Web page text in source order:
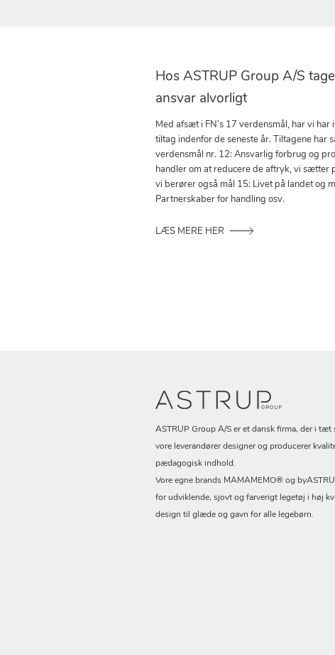
Hos ASTRUP Group A/S
ansvar alvorligt
Med afsæt i FN’s 17 verdensmål, har vi
tiltag indenfor de seneste år. Tiltagene har
verdensmål nr. 12: Ansvarlig forbrug og
handler om at reducere de aftryk, vi sætter
vi berører også mål 15: Livet på landet og
Partnerskaber for handling osv.
LÆS MERE HER
ASTRUP Group A/S er et dansk firma, der i tæt
vore leverandører designer og producerer
pædagogisk indhold.
Vore egne brands MAMAMEMO® og
for udviklende, sjovt og farverigt legetøj i høj
design til glæde og gavn for alle legebørn.